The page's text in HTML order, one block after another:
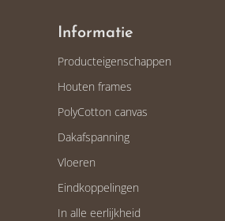
Informatie
Producteigenschappen
Houten frames
PolyCotton canvas
Dakafspanning
Vloeren
Eindkoppelingen
In alle eerlijkheid